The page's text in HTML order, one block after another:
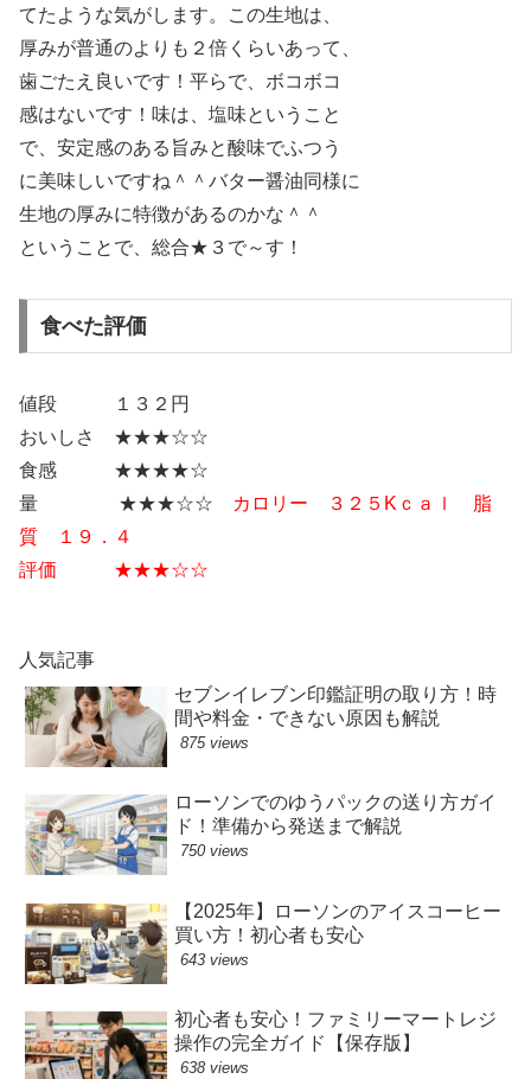
てたような気がします。この生地は、
厚みが普通のよりも２倍くらいあって、
歯ごたえ良いです！平らで、ボコボコ
感はないです！味は、塩味ということ
で、安定感のある旨みと酸味でふつう
に美味しいですね＾＾バター醤油同様に
生地の厚みに特徴があるのかな＾＾
ということで、総合★３で～す！
食べた評価
値段 １３２円
おいしさ ★★★☆☆
食感 ★★★★☆
量 ★★★☆☆
カロリー ３２５Kｃａｌ 脂
質 １９．４
評価 ★★★☆☆
人気記事
セブンイレブン印鑑証明の取り方！時
間や料金・できない原因も解説
875 views
ローソンでのゆうパックの送り方ガイ
ド！準備から発送まで解説
750 views
【2025年】ローソンのアイスコーヒー
買い方！初心者も安心
643 views
初心者も安心！ファミリーマートレジ
操作の完全ガイド【保存版】
638 views